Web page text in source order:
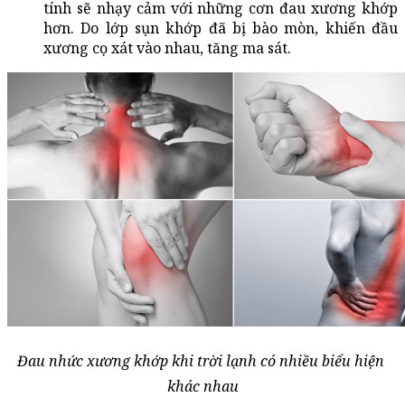
tính sẽ nhạy cảm với những cơn đau xương khớp
hơn. Do lớp sụn khớp đã bị bào mòn, khiến đầu
xương cọ xát vào nhau, tăng ma sát.
Đau nhức xương khớp khi trời lạnh có nhiều biểu hiện
khác nhau